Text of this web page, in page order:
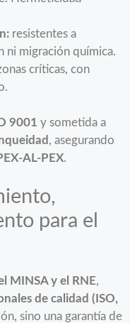
resistentes a
ni migración química.
críticas, con
9001 y sometida a
, asegurando
AL-PEX.
para el
MINSA y el RNE,
de calidad (ISO,
sino una garantía de